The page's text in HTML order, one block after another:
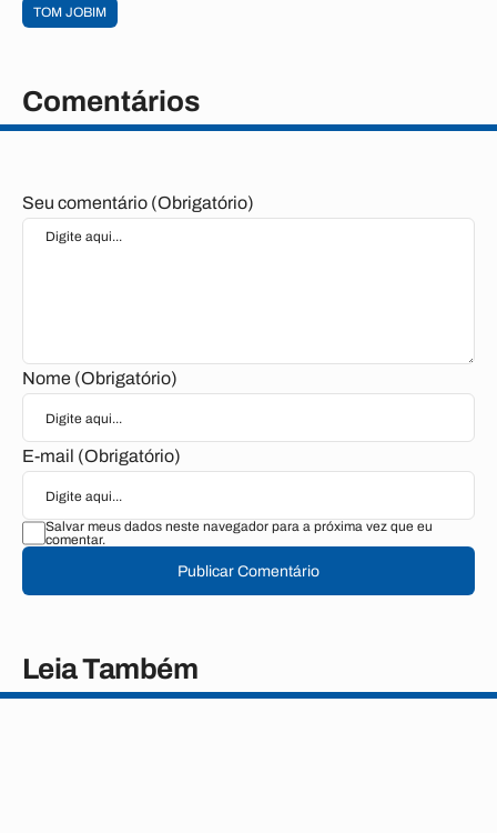
TOM JOBIM
Comentários
Seu comentário (Obrigatório)
Nome (Obrigatório)
E-mail (Obrigatório)
Salvar meus dados neste navegador para a próxima vez que eu
comentar.
Publicar Comentário
Leia Também